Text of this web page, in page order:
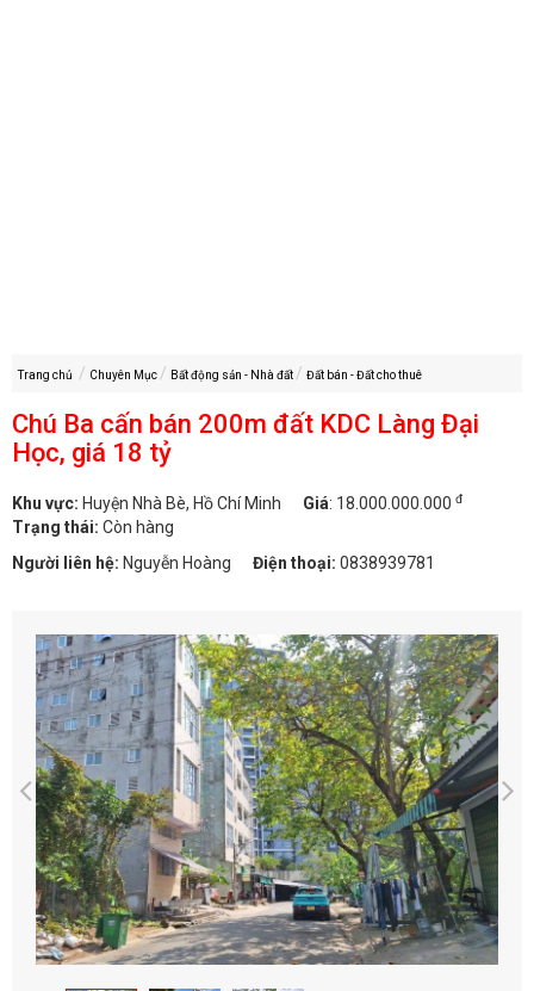
Trang chủ Chuyên Mục Bất động sản - Nhà đất Đất bán - Đất cho thuê
Chú Ba cấn bán 200m đất KDC Làng Đại
Học, giá 18 tỷ
Khu vực: Huyện Nhà Bè, Hồ Chí Minh Giá: 18.000.000.000 đ
Trạng thái: Còn hàng
Người liên hệ: Nguyễn Hoàng Điện thoại: 0838939781